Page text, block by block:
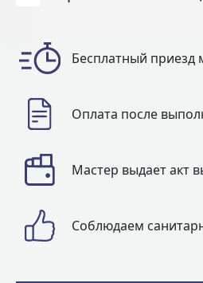
Бесплатный приезд
Оплата после
Мастер выдает акт
Соблюдаем